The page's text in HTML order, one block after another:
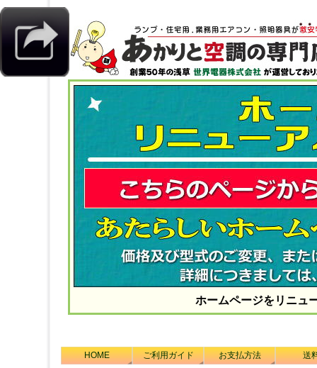
ホームページをリニュ
HOME ご利用ガイド お支払方法 送